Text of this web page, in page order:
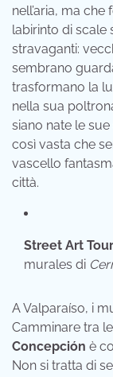
nell’aria, ma che
labirinto di scale
stravaganti:
sembrano
trasformano la
nella sua
siano nate le
così vasta che
vascello
città.
Street Art
murales di
A Valparaíso, i
Camminare tra
Concepción è
Non si tratta di